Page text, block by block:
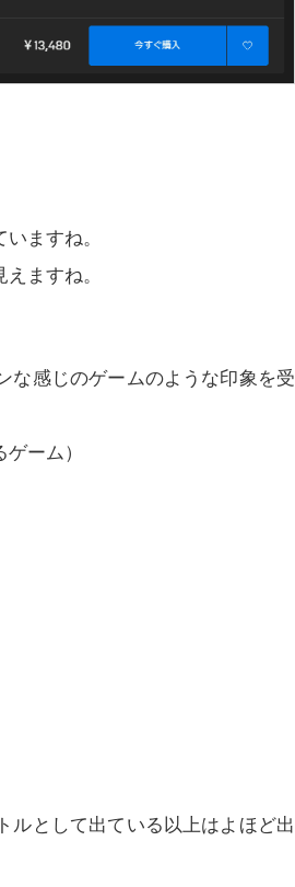
ますね。
ますね。
な感じのゲームのような印象を受
ーム）
ルとして出ている以上はよほど出